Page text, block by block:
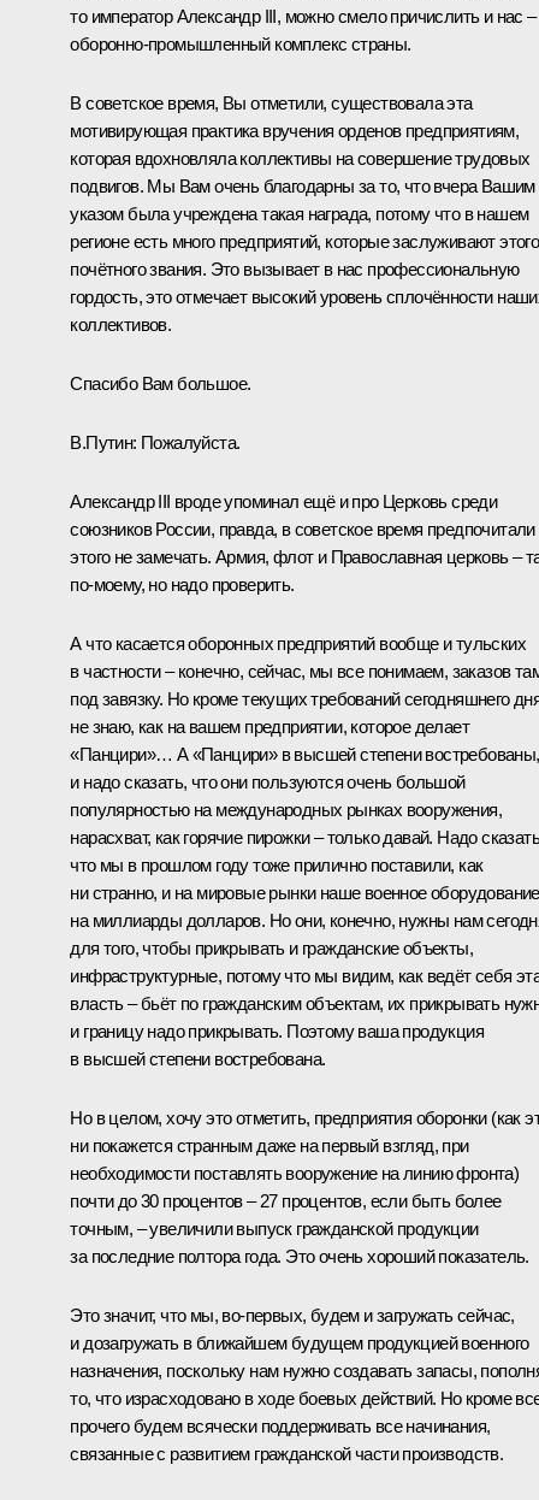
то император Александр III, можно смело причислить и нас –
оборонно-промышленный комплекс страны.
В советское время, Вы отметили, существовала эта
мотивирующая практика вручения орденов предприятиям,
которая вдохновляла коллективы на совершение трудовых
подвигов. Мы Вам очень благодарны за то, что вчера Вашим
указом была учреждена такая награда, потому что в нашем
регионе есть много предприятий, которые заслуживают этого
почётного звания. Это вызывает в нас профессиональную
гордость, это отмечает высокий уровень сплочённости
коллективов.
Спасибо Вам большое.
В.Путин: Пожалуйста.
Александр III вроде упоминал ещё и про Церковь среди
союзников России, правда, в советское время предпочитали
этого не замечать. Армия, флот и Православная церковь –
по-моему, но надо проверить.
А что касается оборонных предприятий вообще и тульских
в частности – конечно, сейчас, мы все понимаем, заказов
под завязку. Но кроме текущих требований сегодняшнего
не знаю, как на вашем предприятии, которое делает
«Панцири»… А «Панцири» в высшей степени востребованы,
и надо сказать, что они пользуются очень большой
популярностью на международных рынках вооружения,
нарасхват, как горячие пирожки – только давай. Надо
что мы в прошлом году тоже прилично поставили, как
ни странно, и на мировые рынки наше военное оборудование
на миллиарды долларов. Но они, конечно, нужны нам
для того, чтобы прикрывать и гражданские объекты,
инфраструктурные, потому что мы видим, как ведёт себя
власть – бьёт по гражданским объектам, их прикрывать
и границу надо прикрывать. Поэтому ваша продукция
в высшей степени востребована.
Но в целом, хочу это отметить, предприятия оборонки (как
ни покажется странным даже на первый взгляд, при
необходимости поставлять вооружение на линию фронта)
почти до 30 процентов – 27 процентов, если быть более
точным, – увеличили выпуск гражданской продукции
за последние полтора года. Это очень хороший показатель.
Это значит, что мы, во-первых, будем и загружать сейчас,
и дозагружать в ближайшем будущем продукцией военного
назначения, поскольку нам нужно создавать запасы,
то, что израсходовано в ходе боевых действий. Но кроме
прочего будем всячески поддерживать все начинания,
связанные с развитием гражданской части производств.